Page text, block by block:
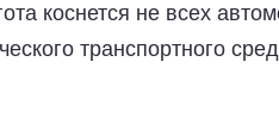
коснется не всех
транспортного